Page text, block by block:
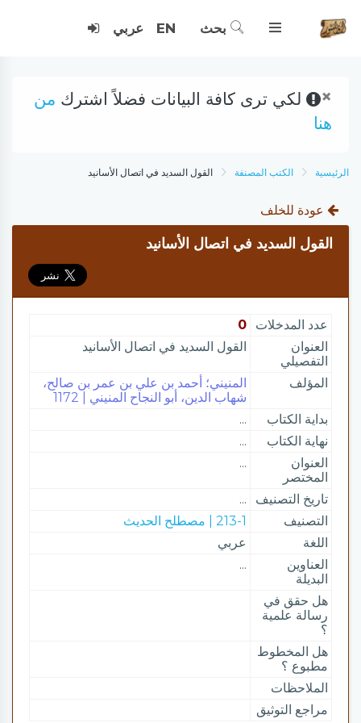
بحث EN عربي
× لكي ترى كافة البيانات فضلاً اشترك من
هنا
الرئيسية الكتب المصنفة القول السديد في اتصال الأسانيد
عودة للخلف
القول السديد في اتصال الأسانيد
عدد المدخلات
0
العنوان
التفصيلي
القول السديد في اتصال الأسانيد
المؤلف
المنيني؛ أحمد بن علي بن عمر بن صالح،
شهاب الدين، أبو النجاح المنيني | 1172
بداية الكتاب
...
نهاية الكتاب
...
العنوان
المختصر
...
تاريخ التصنيف
...
التصنيف
213-1 | مصطلح الحديث
اللغة
عربي
العناوين
البديلة
...
هل حقق في
رسالة علمية
؟
هل المخطوط
مطبوع ؟
الملاحظات
مراجع التوثيق